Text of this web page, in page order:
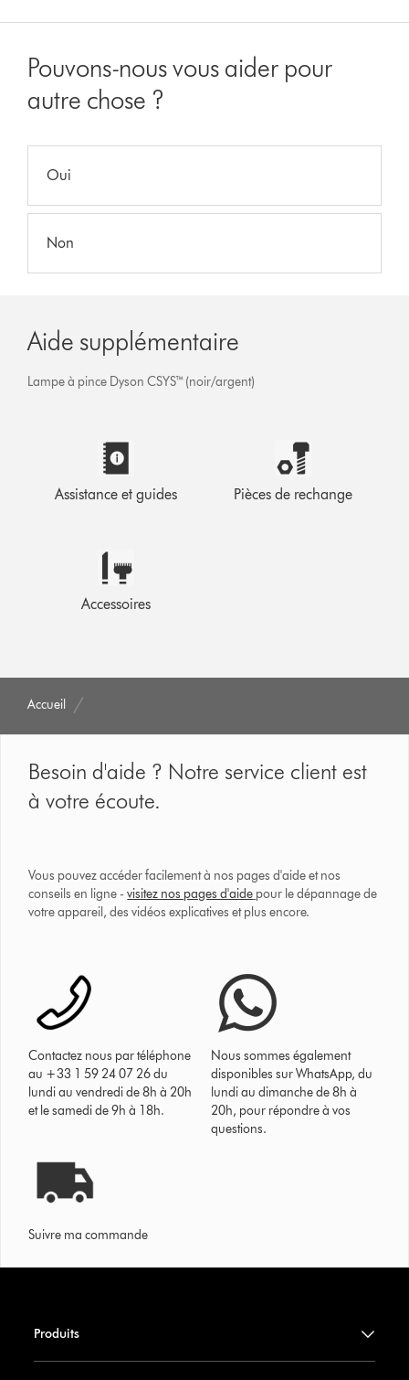
Pouvons-nous vous aider pour
autre chose ?
Oui
Non
Aide supplémentaire
Lampe à pince Dyson CSYS™ (noir/argent)
Assistance et guides Pièces de rechange
Accessoires
Accueil
Besoin d'aide ? Notre service client est
à votre écoute.
Vous pouvez accéder facilement à nos pages d'aide et nos
conseils en ligne -visitez nos pages d'aide pour le dépannage de
votre appareil, des vidéos explicatives et plus encore.
Contactez nous par téléphone
au +33 1 59 24 07 26 du
lundi au vendredi de 8h à 20h
et le samedi de 9h à 18h.
Nous sommes également
disponibles sur WhatsApp, du
lundi au dimanche de 8h à
20h, pour répondre à vos
questions.
Suivre ma commande
Produits